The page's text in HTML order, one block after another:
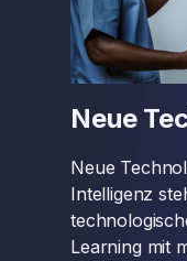
Neue
Neue
Intelligenz
Learning mit